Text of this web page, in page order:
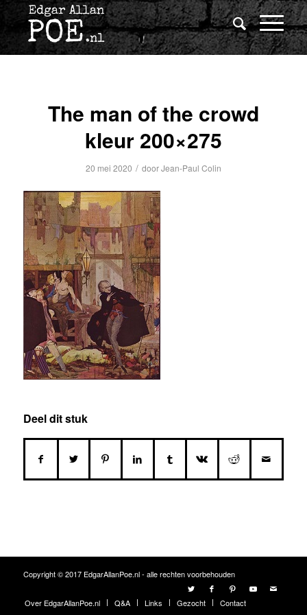
The man of the crowd
kleur 200×275
20 mei 2020 / doorJean-Paul Colin
Deel dit stuk
Copyright © 2017 EdgarAllanPoe.nl - alle rechten voorbehouden
Over EdgarAllanPoe.nl Q&A Links Gezocht Contact